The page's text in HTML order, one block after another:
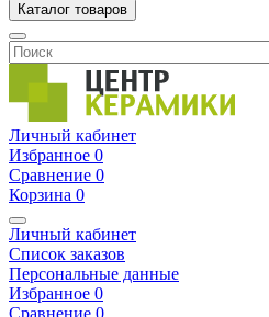
Каталог товаров
Личный кабинет
Избранное 0
Сравнение 0
Корзина 0
Личный кабинет
Список заказов
Персональные данные
Избранное 0
Сравнение 0